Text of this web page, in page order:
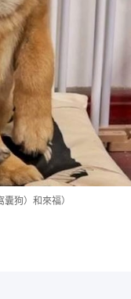
狗）和來福）